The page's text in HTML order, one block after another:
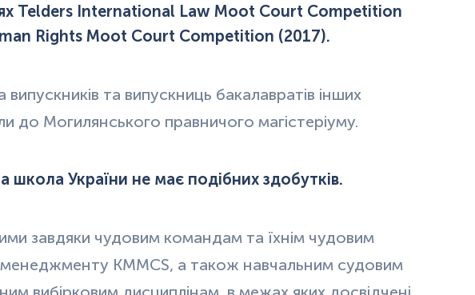
Telders International Law Moot Court Competition
Rights Moot Court Competition (2017).
випускників та випускниць бакалавратів інших
до Могилянського правничого магістеріуму.
школа України не має подібних здобутків.
завдяки чудовим командам та їхнім чудовим
KMMCS, а також навчальним судовим